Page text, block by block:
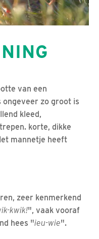
van een
ongeveer zo groot is
kleed,
korte, dikke
mannetje heeft
zeer kenmerkend
kwik!", vaak vooraf
hees "ieu-wie".